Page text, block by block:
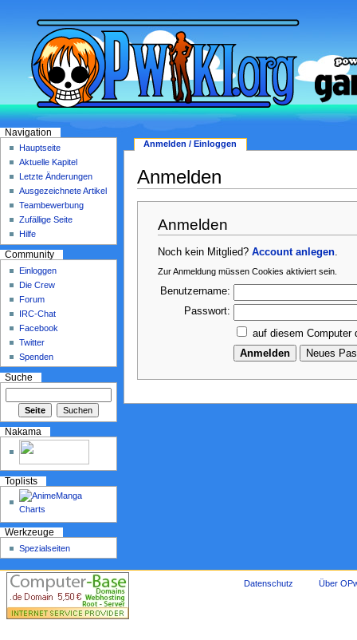
Anmelden
Anmelden
Noch kein Mitglied?Account anlegen
Zur Anmeldung müssen Cookies aktiviert sein.
Benutzername:
Passwort:
auf diesem Computer
Anmelden / Einloggen
Navigation
Hauptseite
Aktuelle Kapitel
Letzte Änderungen
Ausgezeichnete Artikel
Teambewerbung
Zufällige Seite
Hilfe
Community
Einloggen
Die Crew
Forum
IRC-Chat
Facebook
Twitter
Spenden
Suche
Nakama
Toplists
Werkzeuge
Spezialseiten
Datenschutz Über